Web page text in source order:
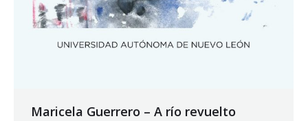
Maricela Guerrero – A río revuelto